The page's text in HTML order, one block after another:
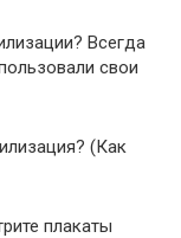
Всегда
свои
(Как
плакаты